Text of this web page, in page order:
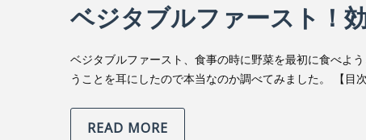
ベジタブルファースト！
ベジタブルファースト、食事の時に野菜を最初に食べよ
うことを耳にしたので本当なのか調べてみました。 【目
READ MORE